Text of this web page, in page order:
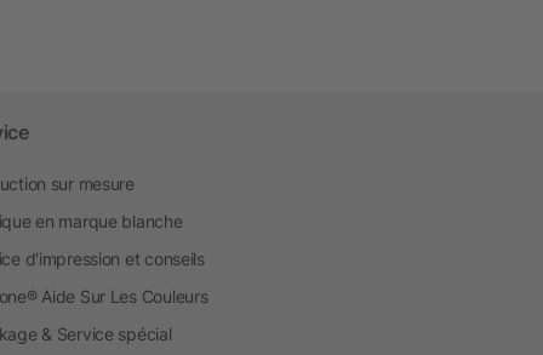
sur mesure
en marque blanche
d'impression et conseils
Aide Sur Les Couleurs
& Service spécial